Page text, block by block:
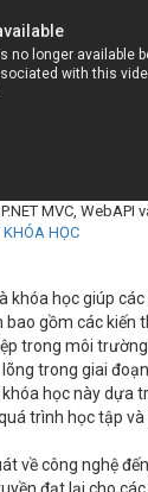
MVC, WebAPI
KHÓA HỌC
khóa học giúp
gồm các kiến
trong môi
trong giai
học này dựa
trình học tập
về công nghệ